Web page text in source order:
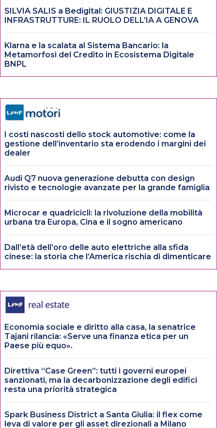
SILVIA SALIS a Bedigital: GIUSTIZIA DIGITALE E
INFRASTRUTTURE: IL RUOLO DELL’IA A GENOVA
Klarna e la scalata al Sistema Bancario: la
Metamorfosi del Credito in Ecosistema Digitale
BNPL
I costi nascosti dello stock automotive: come la
gestione dell’inventario sta erodendo i margini dei
dealer
Audi Q7 nuova generazione debutta con design
rivisto e tecnologie avanzate per la grande famiglia
Microcar e quadricicli: la rivoluzione della mobilità
urbana tra Europa, Cina e il sogno americano
Dall’età dell’oro delle auto elettriche alla sfida
cinese: la storia che l’America rischia di dimenticare
Economia sociale e diritto alla casa, la senatrice
Tajani rilancia: «Serve una finanza etica per un
Paese più equo».
Direttiva “Case Green”: tutti i governi europei
sanzionati, ma la decarbonizzazione degli edifici
resta una priorità strategica
Spark Business District a Santa Giulia: il flex come
leva di valore per gli asset direzionali a Milano